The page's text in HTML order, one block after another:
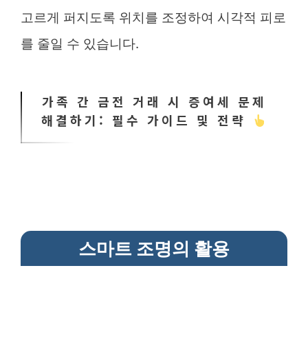
고르게 퍼지도록 위치를 조정하여 시각적 피로
를 줄일 수 있습니다.
가족 간 금전 거래 시 증여세 문제
해결하기: 필수 가이드 및 전략
스마트 조명의 활용